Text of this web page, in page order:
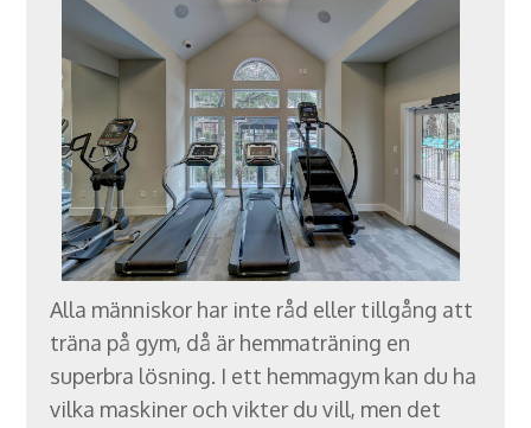
Alla människor har inte råd eller tillgång att
träna på gym, då är hemmaträning en
superbra lösning. I ett hemmagym kan du ha
vilka maskiner och vikter du vill, men det